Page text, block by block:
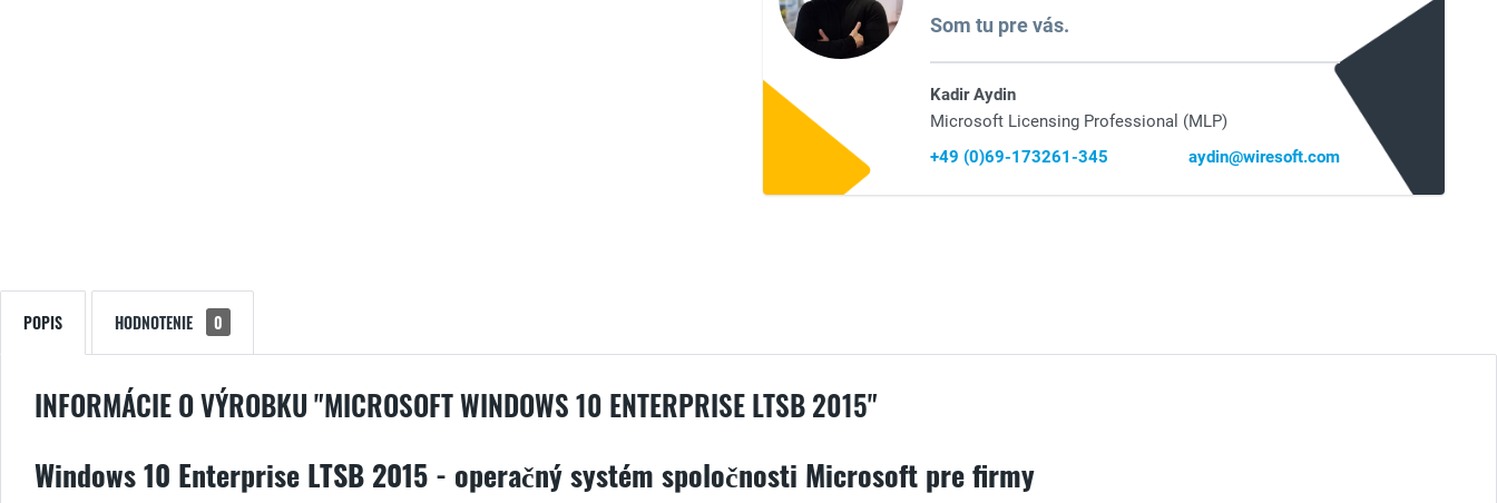
Som tu pre vás.
Kadir Aydin
Microsoft Licensing Professional (MLP)
+49 (0)69-173261-345
aydin@wiresoft.com
POPIS HODNOTENIE 0
INFORMÁCIE O VÝROBKU "MICROSOFT WINDOWS 10 ENTERPRISE LTSB 2015"
Windows 10 Enterprise LTSB 2015 - operačný systém spoločnosti Microsoft pre firmy